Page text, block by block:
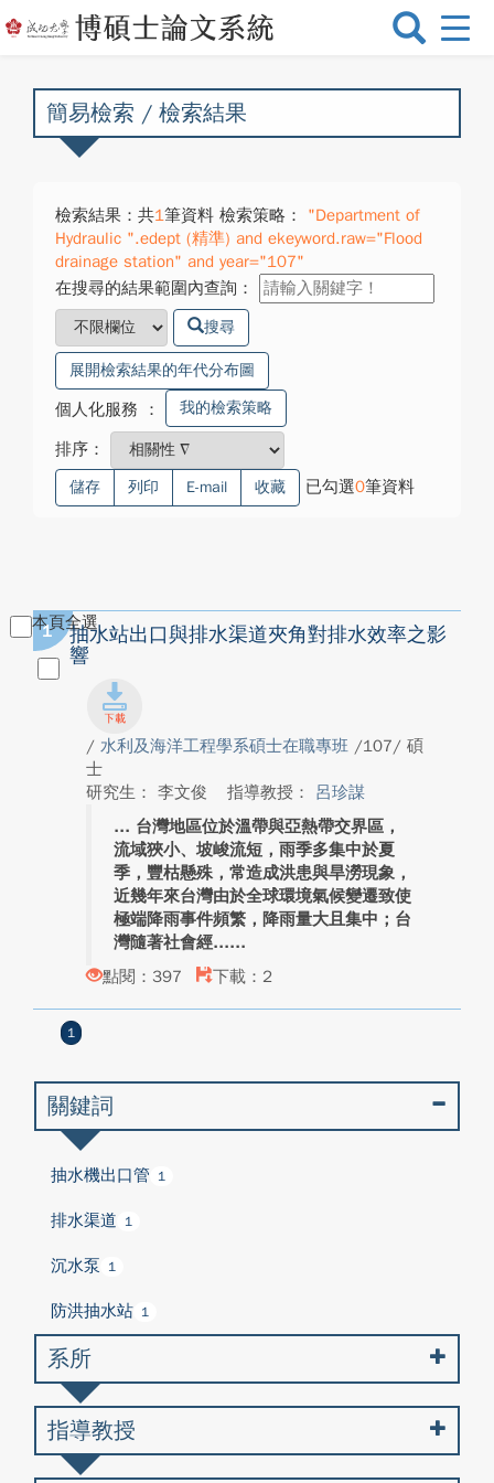
選
換
簡易檢索 / 檢索結果
檢索結果：共1筆資料 檢索策略：
"Department of
Hydraulic ".edept (精準) and ekeyword.raw="Flood
drainage station" and year="107"
在搜尋的結果範圍內查詢：
搜尋
展開檢索結果的年代分布圖
個人化服務 ： 我的檢索策略
排序：
儲存 列印 E-mail 收藏 已勾選0筆資料
本頁全選
1
抽水站出口與排水渠道夾角對排水效率之影
響
/ 水利及海洋工程學系碩士在職專班 /107/ 碩
士
研究生： 李文俊
指導教授： 呂珍謀
台灣地區位於溫帶與亞熱帶交界區，
流域狹小、坡峻流短，雨季多集中於夏
季，豐枯懸殊，常造成洪患與旱澇現象，
近幾年來台灣由於全球環境氣候變遷致使
極端降雨事件頻繁，降雨量大且集中；台
灣隨著社會經...
點閱：397
下載：2
1
關鍵詞
抽水機出口管 1
排水渠道 1
沉水泵 1
防洪抽水站 1
系所
指導教授